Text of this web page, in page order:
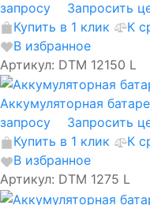
запросу
Запросить
Купить в 1 клик
К
В избранное
Артикул: DTM 12150 L
Аккумуляторная
запросу
Запросить
Купить в 1 клик
К
В избранное
Артикул: DTM 1275 L